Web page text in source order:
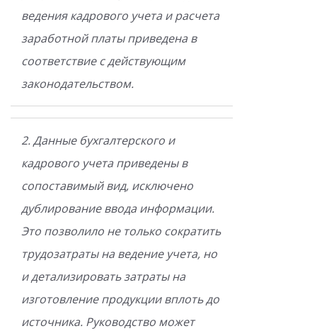
ведения кадрового учета и расчета
заработной платы приведена в
соответствие с действующим
законодательством.
2. Данные бухгалтерского и
кадрового учета приведены в
сопоставимый вид, исключено
дублирование ввода информации.
Это позволило не только сократить
трудозатраты на ведение учета, но
и детализировать затраты на
изготовление продукции вплоть до
источника. Руководство может